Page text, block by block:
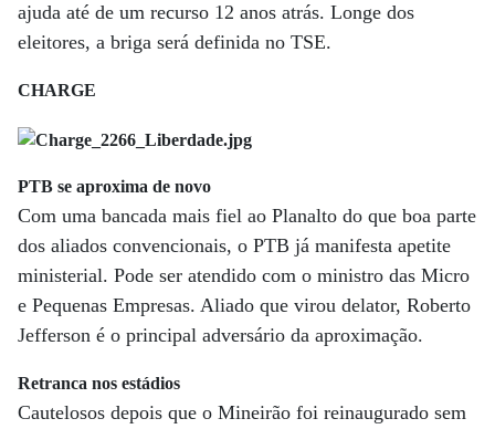
ajuda até de um recurso 12 anos atrás. Longe dos
eleitores, a briga será definida no TSE.
CHARGE
PTB se aproxima de novo
Com uma bancada mais fiel ao Planalto do que boa parte
dos aliados convencionais, o PTB já manifesta apetite
ministerial. Pode ser atendido com o ministro das Micro
e Pequenas Empresas. Aliado que virou delator, Roberto
Jefferson é o principal adversário da aproximação.
Retranca nos estádios
Cautelosos depois que o Mineirão foi reinaugurado sem